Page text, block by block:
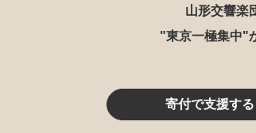
山形交響楽
"東京一極集中"
寄付で支援する